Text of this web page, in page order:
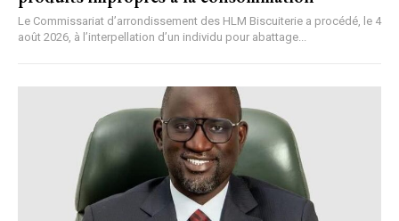
Le Commissariat d’arrondissement des HLM Biscuiterie a procédé, le 4
août 2026, à l’interpellation d’un individu pour abattage...